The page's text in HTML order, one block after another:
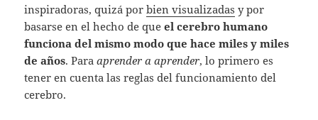
inspiradoras, quizá porbien visualizadas y por
basarse en el hecho de queel cerebro humano
funciona del mismo modo que hace miles y miles
de años. Paraaprender a aprender, lo primero es
tener en cuenta las reglas del funcionamiento del
cerebro.